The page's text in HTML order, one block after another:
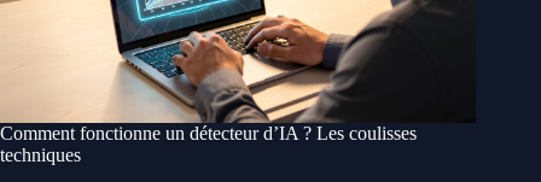
Comment fonctionne un détecteur d’IA ? Les coulisses
techniques